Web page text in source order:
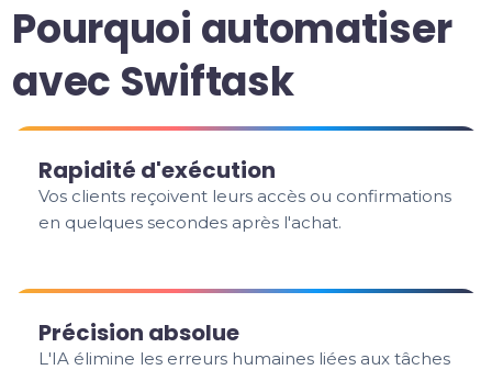
Pourquoi automatiser
avec Swiftask
Rapidité d'exécution
Vos clients reçoivent leurs accès ou confirmations
en quelques secondes après l'achat.
Précision absolue
L'IA élimine les erreurs humaines liées aux tâches